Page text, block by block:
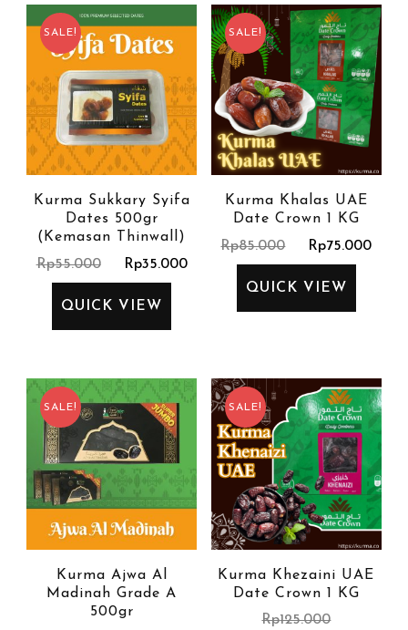
SALE!
Kurma Sukkary Syifa
Dates 500gr
(Kemasan Thinwall)
Rp55.000 Rp35.000
QUICK VIEW
SALE!
Kurma Khalas UAE
Date Crown 1 KG
Rp85.000 Rp75.000
QUICK VIEW
SALE!
Kurma Ajwa Al
Madinah Grade A
500gr
SALE!
Kurma Khezaini UAE
Date Crown 1 KG
Rp125.000